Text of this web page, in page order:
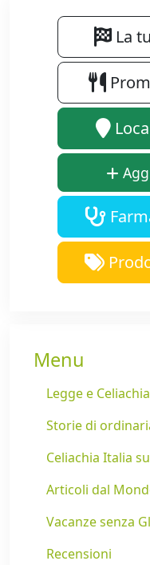
La
Menu
Legge e Celiachia
Storie di
Celiachia Italia
Articoli dal
Vacanze senza
Recensioni